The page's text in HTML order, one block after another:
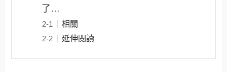
了…
相關
延伸閱讀